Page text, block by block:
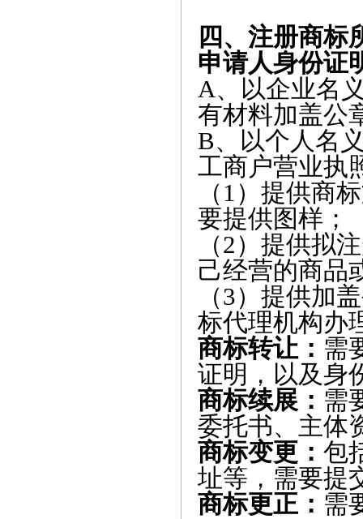
四、注册商标
申请人身份证
A、以企业名
有材料加盖公
B、以个人名
工商户营业执
（1）提供商
要提供图样；
（2）提供拟
己经营的商品
（3）提供加
标代理机构办
商标转让： 需
证明，以及身
商标续展： 需
委托书、主体
商标变更： 包
址等，需要提
商标更正： 需